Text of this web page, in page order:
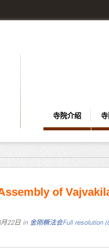
寺院介绍
of
22日in 金刚橛法会Full resolution